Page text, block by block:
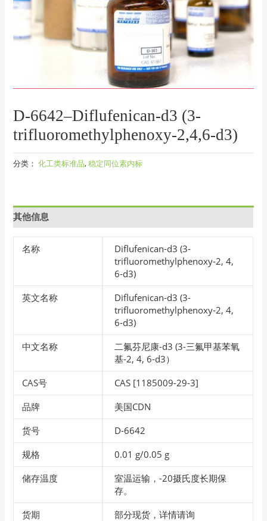
D-6642–Diflufenican-d3 (3-
trifluoromethylphenoxy-2,4,6-d3)
分类：化工类标准品,稳定同位素内标
其他信息
名称
Diflufenican-d3 (3-
trifluoromethylphenoxy-2, 4,
6-d3)
英文名称
Diflufenican-d3 (3-
trifluoromethylphenoxy-2, 4,
6-d3)
中文名称
二氟芬尼康-d3 (3-三氟甲基苯氧
基-2, 4, 6-d3）
CAS号
CAS [1185009-29-3]
品牌
美国CDN
货号
D-6642
规格
0.01 g/0.05 g
储存温度
室温运输，-20摄氏度长期保
存。
货期
部分现货，详情请询